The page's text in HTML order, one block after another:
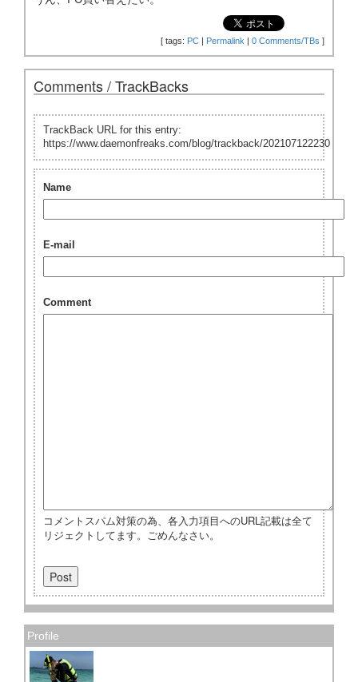
[ tags: PC | Permalink | 0 Comments/TBs ]
Comments / TrackBacks
TrackBack URL for this entry:
https://www.daemonfreaks.com/blog/trackback/202107122230
Name
E-mail
Comment
コメントスパム対策の為、各入力項目へのURL記載は全て
リジェクトしてます。ごめんなさい。
Profile